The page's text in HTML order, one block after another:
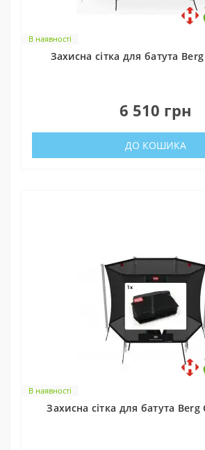
В наявності
Захисна сітка для батута
6 510 грн
ДО КОШИКА
В наявності
Захисна сітка для батута